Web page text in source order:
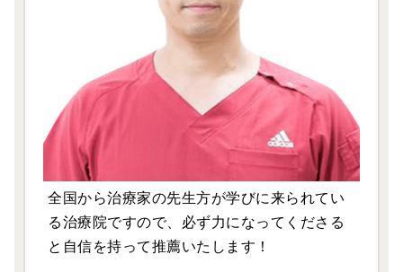
全国から治療家の先生方が学びに来られてい
る治療院ですので、必ず力になってくださる
と自信を持って推薦いたします！